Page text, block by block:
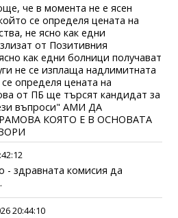
че в момента не е ясен
се определя цената на
не ясно как едни
от Позитивния
как едни болници получават
не се изплаща надлимитната
определя цената на
от ПБ ще търсят кандидат за
въпроси" АМИ ДА
КОЯТО Е В ОСНОВАТА
- здравната комисия да
20:44:10